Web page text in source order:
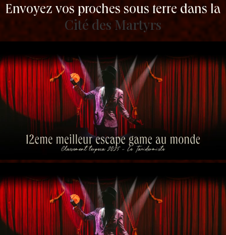
Envoyez vos proches sous terre dans la
Cité des Martyrs